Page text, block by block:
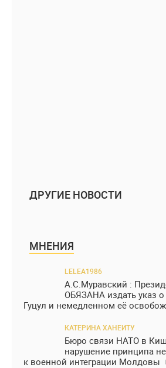
ДРУГИЕ НОВОСТИ
МНЕНИЯ
LELEA1986
А.С.Муравский :
ОБЯЗАНА издать указ
Гуцул и немедленном её
КАТЕРИНА ХАНЕИТУ
Бюро связи НАТО в
нарушение принципа
к военной интеграции Молдовы